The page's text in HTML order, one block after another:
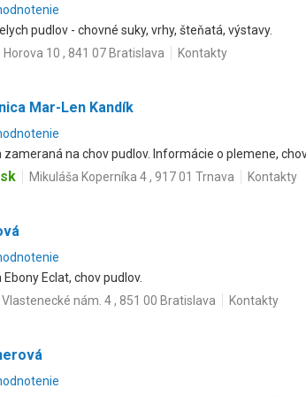
pudlov - chovné suky, vrhy, šteňatá, výstavy.
Horova 10 , 841 07 Bratislava Kontakty
Mar-Len Kandík
na chov pudlov. Informácie o plemene,
Mikuláša Koperníka 4 , 917 01 Trnava Kontakty
Eclat, chov pudlov.
Vlastenecké nám. 4 , 851 00 Bratislava Kontakty